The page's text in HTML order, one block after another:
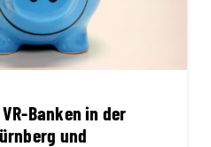
Banken in der
und